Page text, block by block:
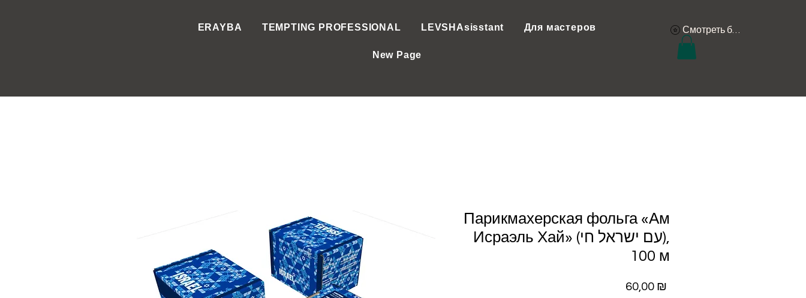
ERAYBA TEMPTING PROFESSIONAL LEVSHAsisstant Для мастеров
New Page
Парикмахерская фольга «Ам
Исраэль Хай» (עם ישראל חי),
100 м
60,00 ₪